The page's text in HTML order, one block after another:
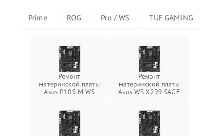
Prime ROG Pro / WS TUF GAMING
Ремонт
материнской платы
Asus P10S-M WS
Ремонт
материнской платы
Asus WS X299 SAGE